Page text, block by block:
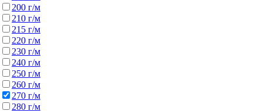
200 г/м
210 г/м
215 г/м
220 г/м
230 г/м
240 г/м
250 г/м
260 г/м
270 г/м
280 г/м